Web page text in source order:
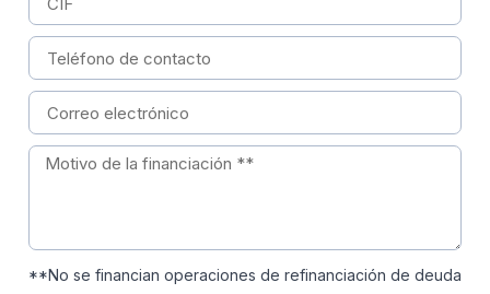
**No se financian operaciones de refinanciación de deuda